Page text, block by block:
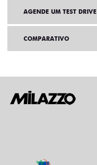
AGENDE UM TEST DRIVE
COMPARATIVO